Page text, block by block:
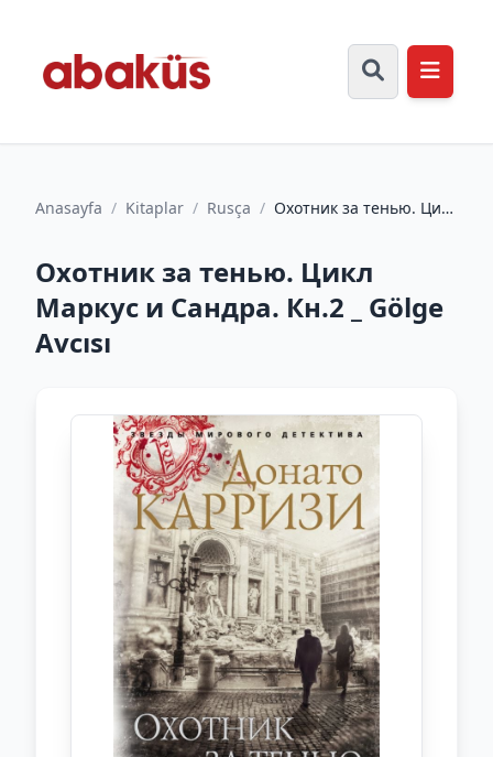
Anasayfa / Kitaplar / Rusça / Охотник за тенью. Цикл
Охотник за тенью. Цикл
Маркус и Сандра. Кн.2 _ Gölge
Avcısı